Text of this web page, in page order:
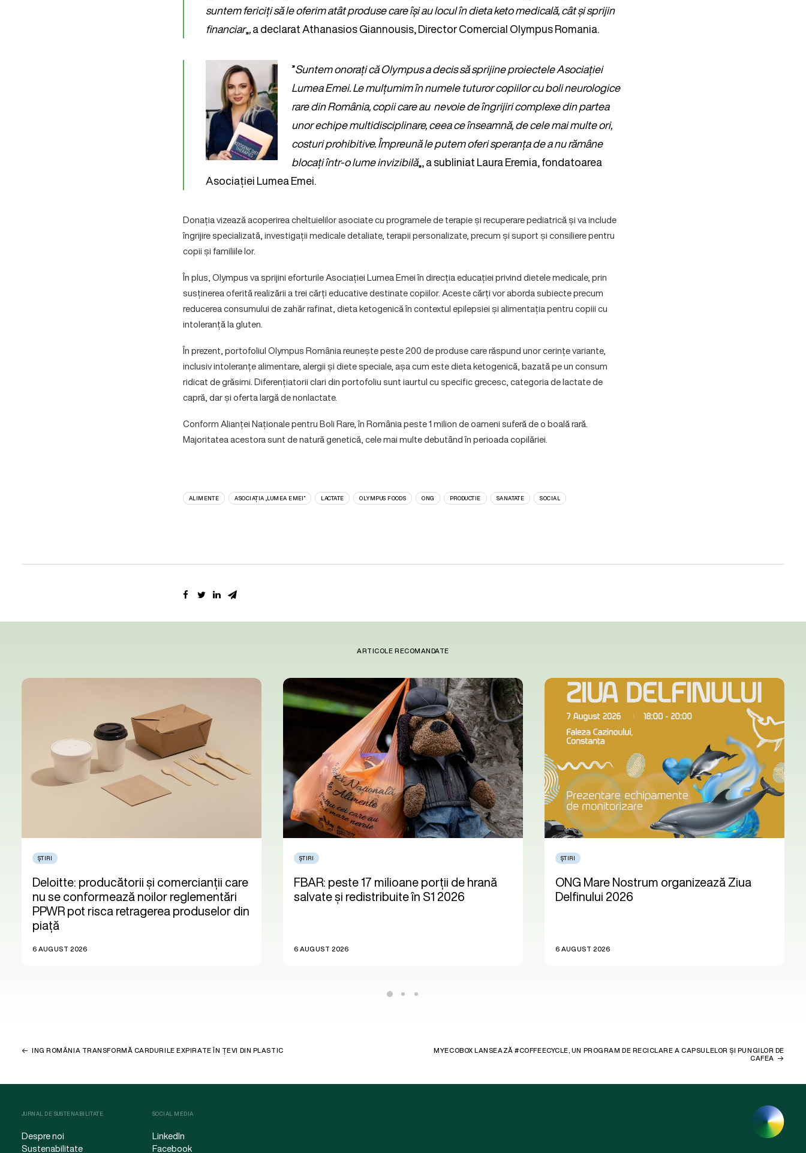
suntem fericiți să le oferim atât produse care își au locul în dieta keto medicală, cât și sprijin
financiar„,a declarat Athanasios Giannousis, Director Comercial Olympus Romania.
”Suntem onorați că Olympus a decis să sprijine proiectele Asociației
Lumea Emei. Le mulțumim în numele tuturor copiilor cu boli neurologice
rare din România, copii care au nevoie de îngrijiri complexe din partea
unor echipe multidisciplinare, ceea ce înseamnă, de cele mai multe ori,
costuri prohibitive. Împreună le putem oferi speranța de a nu rămâne
blocați într-o lume invizibilă„, a subliniat Laura Eremia, fondatoarea
Asociației Lumea Emei.
Donația vizează acoperirea cheltuielilor asociate cu programele de terapie și recuperare pediatrică și va include
îngrijire specializată, investigații medicale detaliate, terapii personalizate, precum și suport și consiliere pentru
copii și familiile lor.
În plus, Olympus va sprijini eforturile Asociației Lumea Emei în direcția educației privind dietele medicale, prin
susținerea oferită realizării a trei cărți educative destinate copiilor. Aceste cărți vor aborda subiecte precum
reducerea consumului de zahăr rafinat, dieta ketogenică în contextul epilepsiei și alimentația pentru copiii cu
intoleranță la gluten.
În prezent, portofoliul Olympus România reunește peste 200 de produse care răspund unor cerințe variante,
inclusiv intoleranțe alimentare, alergii și diete speciale, așa cum este dieta ketogenică, bazată pe un consum
ridicat de grăsimi. Diferențiatorii clari din portofoliu sunt iaurtul cu specific grecesc, categoria de lactate de
capră, dar și oferta largă de nonlactate.
Conform Alianței Naționale pentru Boli Rare, în România peste 1 milion de oameni suferă de o boală rară.
Majoritatea acestora sunt de natură genetică, cele mai multe debutând în perioada copilăriei.
ALIMENTE ASOCIAȚIA „LUMEA EMEI” LACTATE OLYMPUS FOODS ONG PRODUCTIE SANATATE SOCIAL
ARTICOLE RECOMANDATE
ȘTIRI
Deloitte: producătorii și comercianții care
nu se conformează noilor reglementări
PPWR pot risca retragerea produselor din
piață
6 AUGUST 2026
ȘTIRI
FBAR: peste 17 milioane porții de hrană
salvate și redistribuite în S1 2026
6 AUGUST 2026
ȘTIRI
ONG Mare Nostrum organizează Ziua
Delfinului 2026
6 AUGUST 2026
ING ROMÂNIA TRANSFORMĂ CARDURILE EXPIRATE ÎN ȚEVI DIN PLASTIC
MYECOBOX LANSEAZĂ #COFFEECYCLE, UN PROGRAM DE RECICLARE A CAPSULELOR ȘI PUNGILOR DE
CAFEA
JURNAL DE SUSTENABILITATE
Despre noi
Sustenabilitate
SOCIAL MEDIA
LinkedIn
Facebook